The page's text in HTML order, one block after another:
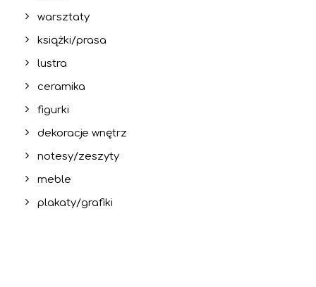
warsztaty
książki/prasa
lustra
ceramika
figurki
dekoracje wnętrz
notesy/zeszyty
meble
plakaty/grafiki